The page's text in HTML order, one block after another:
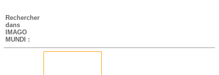
-
Rechercher
dans
IMAGO
MUNDI :